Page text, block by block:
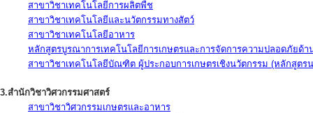
สาขาวิชาเทคโนโลยีการผลิตพืช
สาขาวิชาเทคโนโลยีและนวัตกรรมทางสัตว์
สาขาวิชาเทคโนโลยีอาหาร
หลักสูตรบูรณาการเทคโนโลยีการเกษตรและการจัดการความปลอดภัยด้
สาขาวิชาเทคโนโลยีบัณฑิต ผู้ประกอบการเกษตรเชิงนวัตกรรม (หลักสูตร
3.สำนักวิชาวิศวกรรมศาสตร์
สาขาวิชาวิศวกรรมเกษตรและอาหาร